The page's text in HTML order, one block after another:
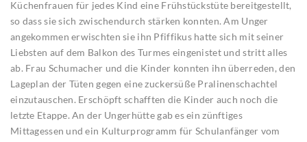
Küchenfrauen für jedes Kind eine Frühstückstüte bereitgestellt,
so dass sie sich zwischendurch stärken konnten. Am Unger
angekommen erwischten sie ihn Pfiffikus hatte sich mit seiner
Liebsten auf dem Balkon des Turmes eingenistet und stritt alles
ab. Frau Schumacher und die Kinder konnten ihn überreden, den
Lageplan der Tüten gegen eine zuckersüße Pralinenschachtel
einzutauschen. Erschöpft schafften die Kinder auch noch die
letzte Etappe. An der Ungerhütte gab es ein zünftiges
Mittagessen und ein Kulturprogramm für Schulanfänger vom